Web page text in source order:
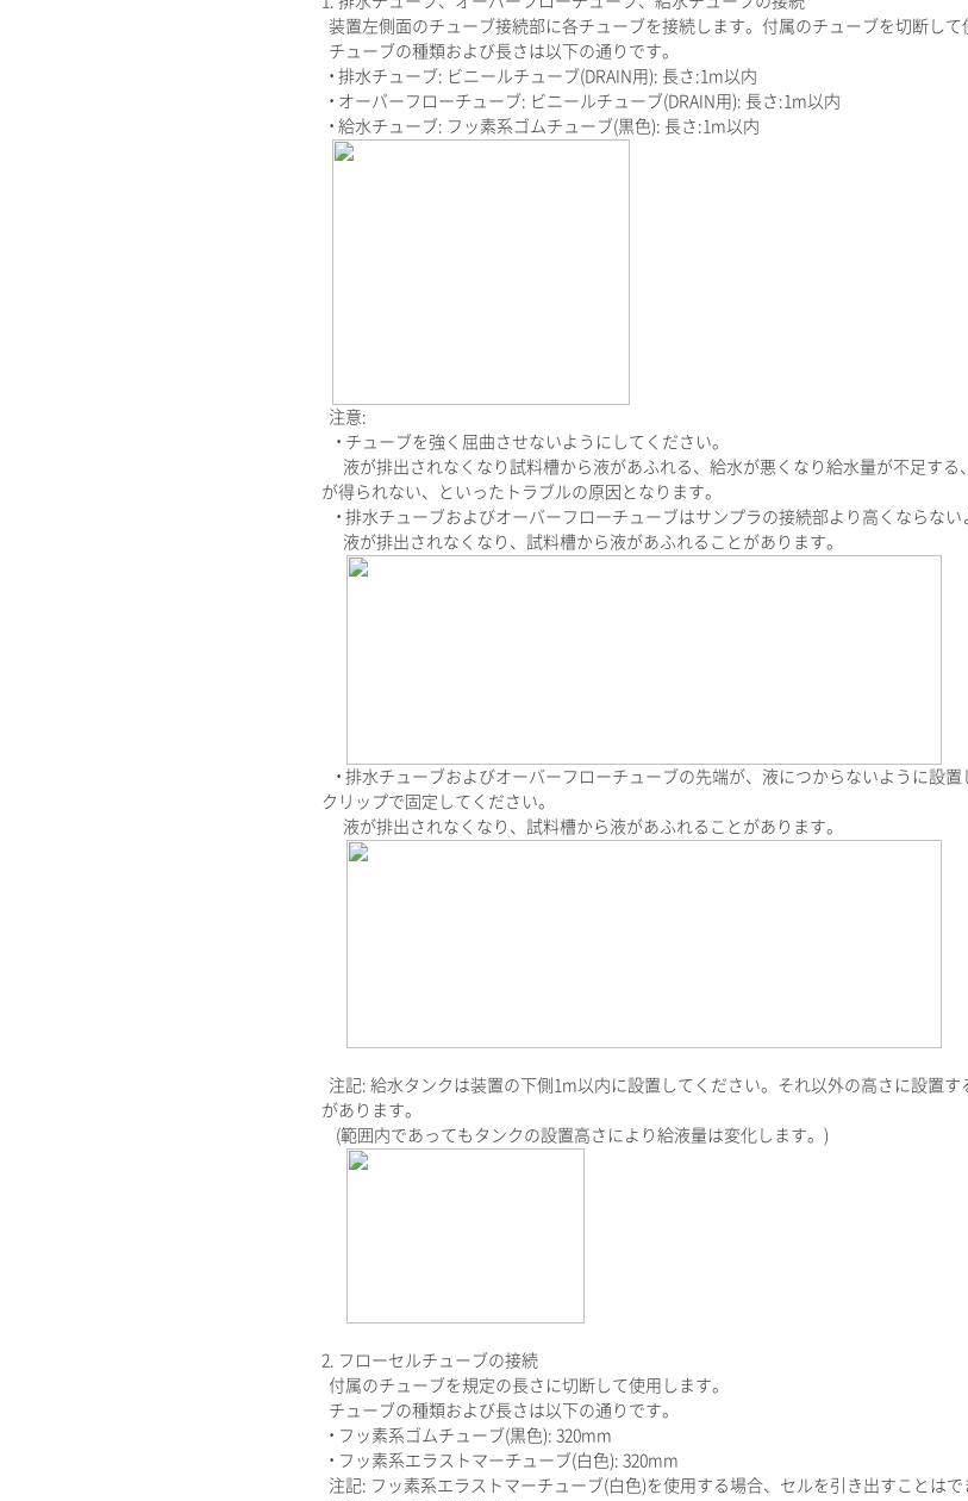
装置左側面のチューブ接続部に各チューブを接続します。付属のチューブを切断して
チューブの種類および長さは以下の通りです。
• 排水チューブ: ビニールチューブ(DRAIN用): 長さ:1m以内
• オーバーフローチューブ: ビニールチューブ(DRAIN用): 長さ:1m以内
• 給水チューブ: フッ素系ゴムチューブ(黒色): 長さ:1m以内
注意:
• チューブを強く屈曲させないようにしてください。
液が排出されなくなり試料槽から液があふれる、給水が悪くなり給水量が不足する
が得られない、といったトラブルの原因となります。
• 排水チューブおよびオーバーフローチューブはサンプラの接続部より高くならない
液が排出されなくなり、試料槽から液があふれることがあります。
• 排水チューブおよびオーバーフローチューブの先端が、液につからないように設
クリップで固定してください。
液が排出されなくなり、試料槽から液があふれることがあります。
注記: 給水タンクは装置の下側1m以内に設置してください。それ以外の高さに設置
があります。
(範囲内であってもタンクの設置高さにより給液量は変化します。)
2. フローセルチューブの接続
付属のチューブを規定の長さに切断して使用します。
チューブの種類および長さは以下の通りです。
• フッ素系ゴムチューブ(黒色): 320mm
• フッ素系エラストマーチューブ(白色): 320mm
注記: フッ素系エラストマーチューブ(白色)を使用する場合、セルを引き出すことは